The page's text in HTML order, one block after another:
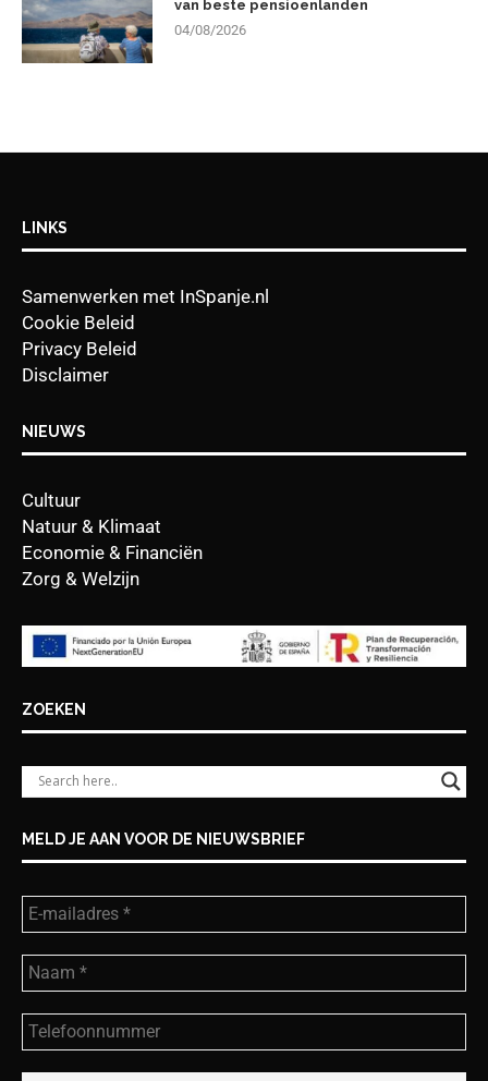
van beste pensioenlanden
04/08/2026
LINKS
Samenwerken met InSpanje.nl
Cookie Beleid
Privacy Beleid
Disclaimer
NIEUWS
Cultuur
Natuur & Klimaat
Economie & Financiën
Zorg & Welzijn
ZOEKEN
MELD JE AAN VOOR DE NIEUWSBRIEF